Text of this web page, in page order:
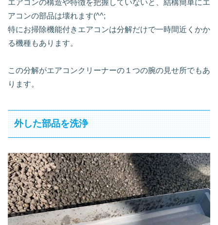
エアコンの構造や特徴を把握していないと、結構簡単にエ
アコンの部品は壊れます(^^;
特にお掃除機能付きエアコンは分解だけで一時間近くかか
る機種もあります。
この分解がエアコンクリーナーの１つの腕の見せ所でもあ
ります。
外した部品を洗浄